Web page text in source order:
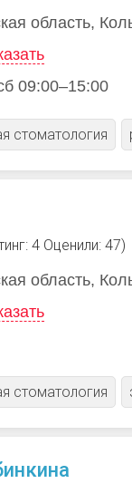
область,
09:00–15:00
стоматология
4 Оценили: 47)
область,
стоматология